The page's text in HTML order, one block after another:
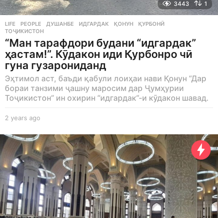
3443 1
LIFE ,PEOPLE ДУШАНБЕ ,ИДГАРДАК ,ҚОНУН ,ҚУРБОНӢ
ТОҶИКИСТОН
“Ман тарафдори будани “идгардак”
ҳастам!”. Кӯдакон иди Қурбонро чӣ
гуна гузарониданд
Эҳтимол аст, баъди қабули лоиҳаи нави Қонун “Дар
бораи танзими ҷашну маросим дар Ҷумҳурии
Тоҷикистон” ин охирин “идгардак”-и кӯдакон шавад.
2 years ago
e
a
r
s
a
g
o